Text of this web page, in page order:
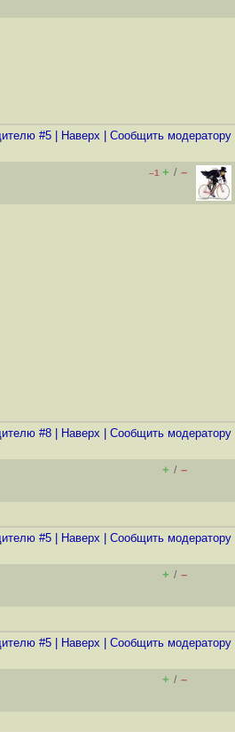
#5 Наверх Cообщить модератору
–1 + / –
#8 Наверх Cообщить модератору
+ / –
#5 Наверх Cообщить модератору
+ / –
#5 Наверх Cообщить модератору
+ / –